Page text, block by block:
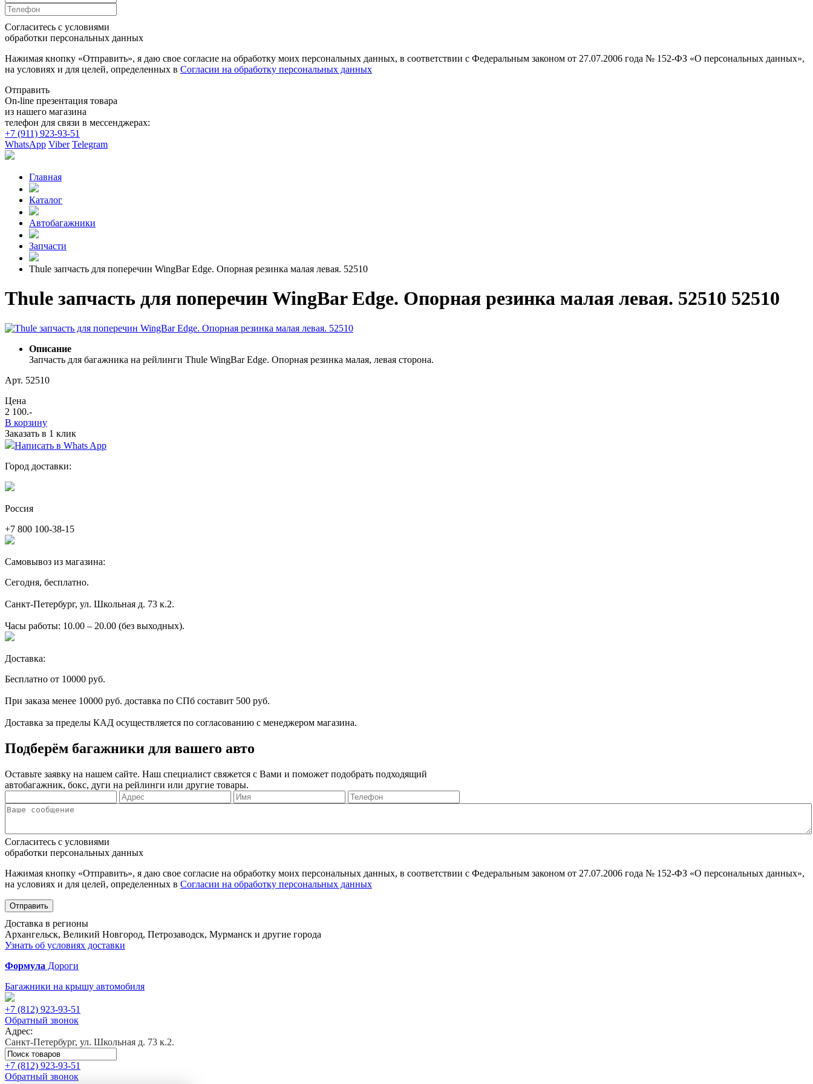
Согласитесь с условиями
обработки персональных данных
Нажимая кнопку «Отправить», я даю свое согласие на обработку моих персональных данных, в соответствии с Федеральным законом от 27.07.2006 года № 152-ФЗ «О персональных данных»,
на условиях и для целей, определенных в Согласии на обработку персональных данных
Отправить
On-line презентация товара
из нашего магазина
телефон для связи в мессенджерах:
+7 (911) 923-93-51
WhatsApp Viber Telegram
Главная
Каталог
Автобагажники
Запчасти
Thule запчасть для поперечин WingBar Edge. Опорная резинка малая левая. 52510
Thule запчасть для поперечин WingBar Edge. Опорная резинка малая левая. 52510 52510
Описание
Запчасть для багажника на рейлинги Thule WingBar Edge. Опорная резинка малая, левая сторона.
Арт. 52510
Цена
2 100.-
В корзину
Заказать в 1 клик
Написать в Whats App
Город доставки:
Россия
+7 800 100-38-15
Самовывоз из магазина:
Сегодня, бесплатно.
Санкт-Петербург, ул. Школьная д. 73 к.2.
Часы работы: 10.00 – 20.00 (без выходных).
Доставка:
Бесплатно от 10000 руб.
При заказа менее 10000 руб. доставка по СПб составит 500 руб.
Доставка за пределы КАД осуществляется по согласованию с менеджером магазина.
Подберём багажники для вашего авто
Оставьте заявку на нашем сайте. Наш специалист свяжется с Вами и поможет подобрать подходящий
автобагажник, бокс, дуги на рейлинги или другие товары.
Согласитесь с условиями
обработки персональных данных
Нажимая кнопку «Отправить», я даю свое согласие на обработку моих персональных данных, в соответствии с Федеральным законом от 27.07.2006 года № 152-ФЗ «О персональных данных»,
на условиях и для целей, определенных в Согласии на обработку персональных данных
Отправить
Доставка в регионы
Архангельск, Великий Новгород, Петрозаводск, Мурманск и другие города
Узнать об условиях доставки
Формула Дороги
Багажники на крышу автомобиля
+7 (812) 923-93-51
Обратный звонок
Адрес:
Санкт-Петербург, ул. Школьная д. 73 к.2.
+7 (812) 923-93-51
Обратный звонок